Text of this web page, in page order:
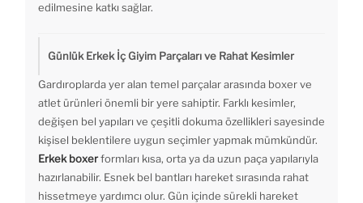
edilmesine katkı sağlar.
Günlük Erkek İç Giyim Parçaları ve Rahat Kesimler
Gardıroplarda yer alan temel parçalar arasında boxer ve
atlet ürünleri önemli bir yere sahiptir. Farklı kesimler,
değişen bel yapıları ve çeşitli dokuma özellikleri sayesinde
kişisel beklentilere uygun seçimler yapmak mümkündür.
Erkek boxerformları kısa, orta ya da uzun paça yapılarıyla
hazırlanabilir. Esnek bel bantları hareket sırasında rahat
hissetmeye yardımcı olur. Gün içinde sürekli hareket